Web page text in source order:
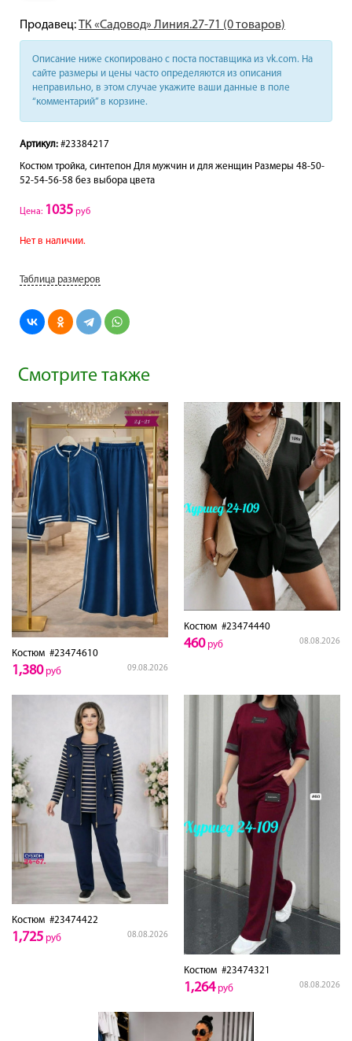
Продавец:ТК «Садовод» Линия.27-71 (0 товаров)
Описание ниже скопировано с поста поставщика из vk.com. На
сайте размеры и цены часто определяются из описания
неправильно, в этом случае укажите ваши данные в поле
“комментарий” в корзине.
Артикул: #23384217
Костюм тройка, синтепон Для мужчин и для женщин Размеры 48-50-
52-54-56-58 без выбора цвета
Цена: 1035 руб
Нет в наличии.
Таблица размеров
Смотрите также
Костюм #23474610
09.08.2026
1,380руб
Костюм #23474440
08.08.2026
460руб
Костюм #23474422
08.08.2026
1,725 руб
Костюм #23474321
08.08.2026
1,264руб